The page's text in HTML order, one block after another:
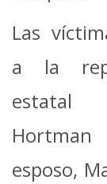
Las
a la
estatal
esposo,